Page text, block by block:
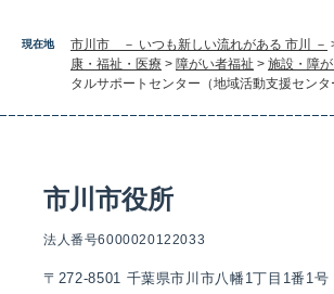
現在地 市川市 － いつも新しい流れがある 市川 －
康・福祉・医療 > 障がい者福祉 > 施設・障
タルサポートセンター（地域活動支援センタ
市川市役所
法人番号6000020122033
〒272-8501 千葉県市川市八幡1丁目1番1号